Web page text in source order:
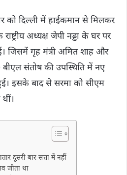
को दिल्ली में हाईकमान से मिलकर
अध्यक्ष जेपी नड्डा के घर पर
जिसमें गृह मंत्री अमित शाह और
संतोष की उपस्थिति में नए
इसके बाद से सरमा को सीएम
दूसरी बार सत्ता में नहीं
जीता था